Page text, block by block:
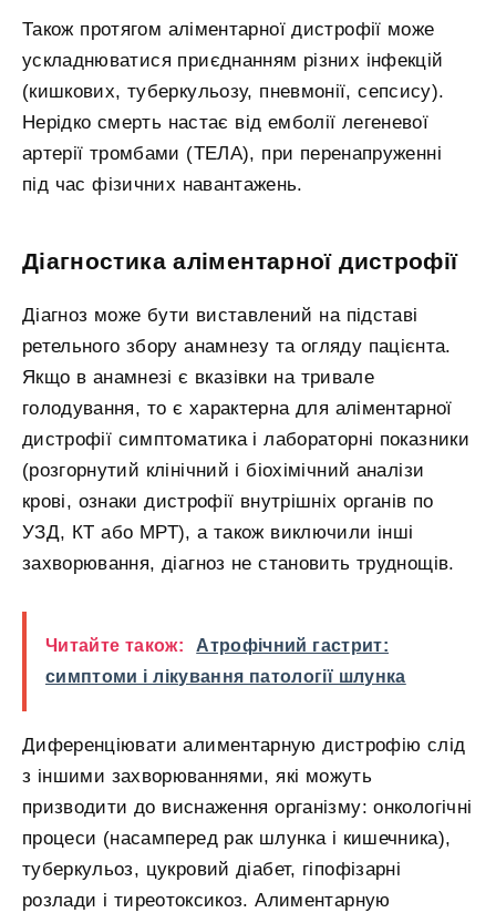
Також протягом аліментарної дистрофії може
ускладнюватися приєднанням різних інфекцій
(кишкових, туберкульозу, пневмонії, сепсису).
Нерідко смерть настає від емболії легеневої
артерії тромбами (ТЕЛА), при перенапруженні
під час фізичних навантажень.
Діагностика аліментарної дистрофії
Діагноз може бути виставлений на підставі
ретельного збору анамнезу та огляду пацієнта.
Якщо в анамнезі є вказівки на тривале
голодування, то є характерна для аліментарної
дистрофії симптоматика і лабораторні показники
(розгорнутий клінічний і біохімічний аналізи
крові, ознаки дистрофії внутрішніх органів по
УЗД, КТ або МРТ), а також виключили інші
захворювання, діагноз не становить труднощів.
Читайте також:
Атрофічний гастрит:
симптоми і лікування патології шлунка
Диференціювати алиментарную дистрофію слід
з іншими захворюваннями, які можуть
призводити до виснаження організму: онкологічні
процеси (насамперед рак шлунка і кишечника),
туберкульоз, цукровий діабет, гіпофізарні
розлади і тиреотоксикоз. Алиментарную